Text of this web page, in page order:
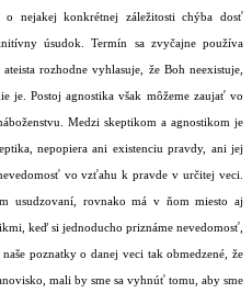
nejakej konkrétnej záležitosti chýba dosť
úsudok. Termín sa zvyčajne používa
rozhodne vyhlasuje, že Boh neexistuje,
je. Postoj agnostika však môžeme zaujať vo
Medzi skeptikom a agnostikom je
nepopiera ani existenciu pravdy, ani jej
vo vzťahu k pravde v určitej veci.
usudzovaní, rovnako má v ňom miesto aj
keď si jednoducho priznáme nevedomosť,
poznatky o danej veci tak obmedzené, že
mali by sme sa vyhnúť tomu, aby sme